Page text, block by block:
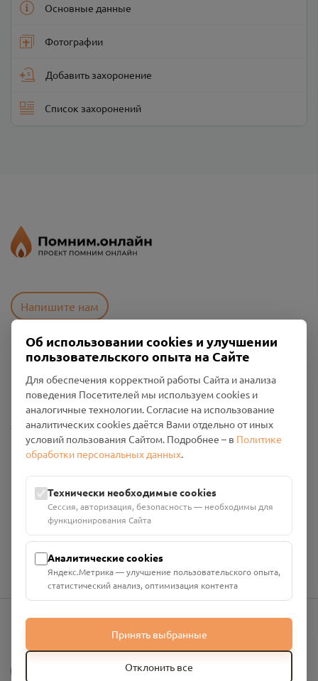
Основные данные
Фотографии
Добавить захоронение
Список захоронений
Напишите нам
Пользовательское соглашение
Политика конфиденциальности
Промо-материалы
Настройки cookies
Общество с ограниченной ответственностью «Смоленский
ИНН: 6700029207 ОГРН: 1256700001986
Юридический адрес: 216790, Смоленская область, р-н
Руднянский, г. Рудня, улица Западная, д. 26А, пом. 18
Номер счёта: 40702810901130004287 в АО "АЛЬФА-БАНК"
Кор. счёт: 30101810200000000593
info@pomnim.online
Об использовании cookies и улучшении
пользовательского опыта на Сайте
Для обеспечения корректной работы Сайта и анализа
поведения Посетителей мы используем cookies и
аналогичные технологии. Согласие на использование
аналитических cookies даётся Вами отдельно от иных
условий пользования Сайтом. Подробнее – в Политике
обработки персональных данных.
Технически необходимые cookies
Сессия, авторизация, безопасность — необходимы для
функционирования Сайта
Аналитические cookies
Яндекс.Метрика — улучшение пользовательского опыта,
статистический анализ, оптимизация контента
Принять выбранные
Отклонить все